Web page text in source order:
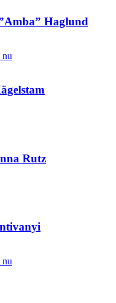
Haglund
Rutz